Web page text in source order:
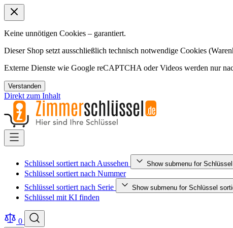
Keine unnötigen Cookies – garantiert.
Dieser Shop setzt ausschließlich technisch notwendige Cookies
Externe Dienste wie Google reCAPTCHA oder Videos werden nur
Verstanden
Direkt zum Inhalt
Schlüssel sortiert nach Aussehen Show submenu for
Schlüssel sortiert nach Nummer
Schlüssel sortiert nach Serie
Show submenu for Schlüssel
Schlüssel mit KI finden
0